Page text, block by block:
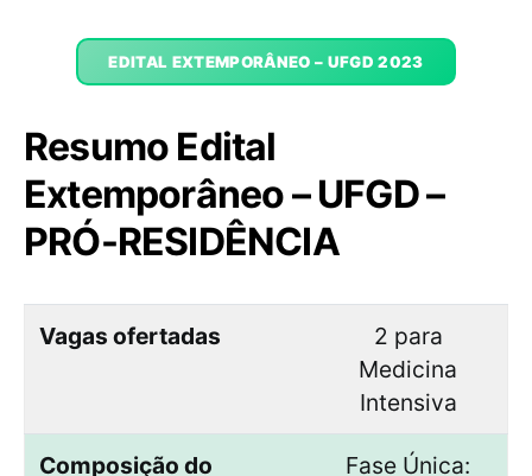
EDITAL EXTEMPORÂNEO – UFGD 2023
Resumo Edital
Extemporâneo – UFGD –
PRÓ-RESIDÊNCIA
Vagas ofertadas
2 para
Medicina
Intensiva
Composição do
Fase Única: